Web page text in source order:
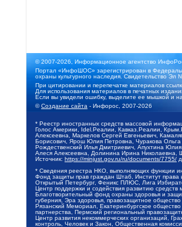
© 2007-2026, Информационное агентство
Портал «ИнфоШОС» зарегистрирован в
охраны культурного наследия. Свидетельство Эл
При цитировании и перепечатке материалов
Для использования материалов в печатных
Если вы увидели ошибку, выделите ее мышкой и
©Создание сайта - Инфорос, 2007-2026
* Реестр иностранных средств массовой
Голос Америки, Idel.Реалии, Кавказ.Реалии,
Алексеевна, Маркелов Сергей Евгеньевич,
Борисович, Ярош Юлия Петровна, Чуракова
Рождественский Илья Дмитриевич, Апухтина
Алеся Алексеевна, Долинина Ирина Николаевна,
Источник: https://minjust.gov.ru/ru/documents/7755/
* Сведения реестра НКО, выполняющих функции
Фонд защиты прав граждан Штаб, Институт
Открытый Петербург, Феникс ПЛЮС, Лига
Центр поддержки и содействия развитию
Благотворительный фонд охраны здоровья и
губерния, Эра здоровья, правозащитное
Рязанский Мемориал, Екатеринбургское
партнерства, Пермский региональный
Центр развития некоммерческих организаций,
контроль, Человек и Закон, Общественная